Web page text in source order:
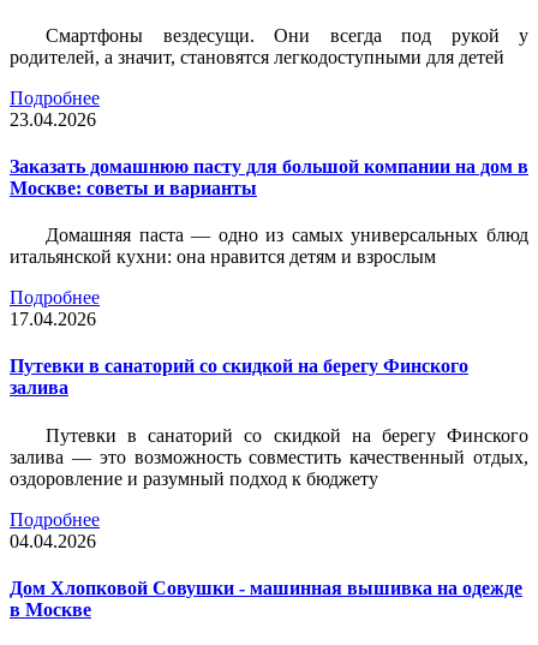
Смартфоны вездесущи. Они всегда под рукой у
родителей, а значит, становятся легкодоступными для детей
Подробнее
23.04.2026
Заказать домашнюю пасту для большой компании на дом в
Москве: советы и варианты
Домашняя паста — одно из самых универсальных блюд
итальянской кухни: она нравится детям и взрослым
Подробнее
17.04.2026
Путевки в санаторий со скидкой на берегу Финского
залива
Путевки в санаторий со скидкой на берегу Финского
залива — это возможность совместить качественный отдых,
оздоровление и разумный подход к бюджету
Подробнее
04.04.2026
Дом Хлопковой Совушки - машинная вышивка на одежде
в Москве